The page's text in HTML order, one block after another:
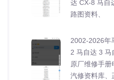
达 CX-8 马自
路图资料、
2002-2026年
2 马自达 3 马
原厂维修手册
汽修资料库、